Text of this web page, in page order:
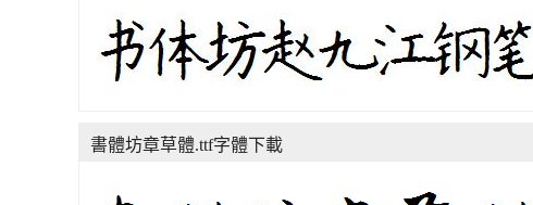
書體坊章草體.ttf字體下載